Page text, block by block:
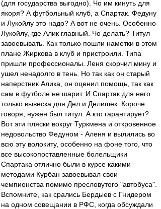
(для государства выгодно). Чо им кинуть для
якоря? А футбольный клуб, а Спартак. Федуну
и Лукойлу это надо? А вот не очень. Особенно
Лукойлу, где Алик главный. Чо делать? Титул
завоевывать. Как только пошли наметки в этом
плане Жиркова в клуб и пристроили. Типа
пришли профессионалы. Леня скорчил мину и
ушел ненадолго в тень. Но так как он старый
наперстник Алика, он оценил помощь, так как
сам в футболе не шарит. И Спартак для него
только вывеска для Дел и Делишек. Короче
говоря, нужен был титул. А кто гарантирует?
Вот эти пляски вокруг Туркмена и откровенное
недовольство Федуном - Аленя и вылились во
всю эту волокиту, особенно на фоне того, что
все высокопоставленные болельщики
Спартака отлично были в курсе какими
методами Курбан завоевывал свои
чемпионства помимо пресловутого "автобуса".
Вспомните, как срались Бердыев с Гнидером
на одном совещании в РФС, когда обсуждали